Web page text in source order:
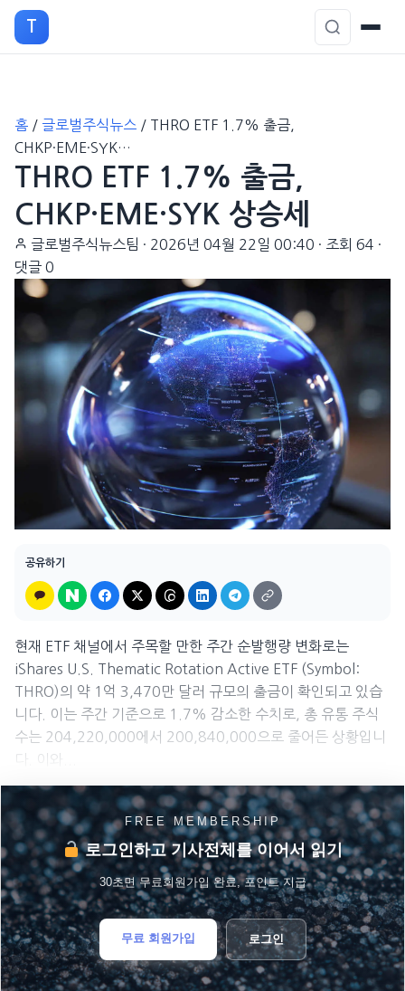
T
홈 / 글로벌주식뉴스 / THRO ETF 1.7% 출금,
CHKP·EME·SYK…
THRO ETF 1.7% 출금,
CHKP·EME·SYK 상승세
글로벌주식뉴스팀 · 2026년 04월 22일 00:40 · 조회 64 ·
댓글 0
공유하기
현재 ETF 채널에서 주목할 만한 주간 순발행량 변화로는
iShares U.S. Thematic Rotation Active ETF (Symbol:
THRO)의 약 1억 3,470만 달러 규모의 출금이 확인되고 있습
니다. 이는 주간 기준으로 1.7% 감소한 수치로, 총 유통 주식
수는 204,220,000에서 200,840,000으로 줄어든 상황입니
다. 이와...
FREE MEMBERSHIP
로그인하고 기사전체를 이어서 읽기
30초면 무료회원가입 완료, 포인트 지급
무료 회원가입 로그인